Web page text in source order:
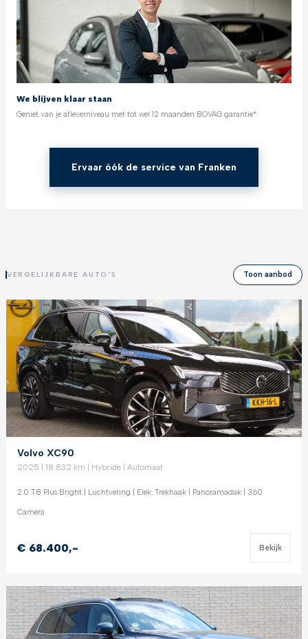
We blijven klaar staan
Geniet van je afleverniveau met tot wel 12 maanden BOVAG garantie*.
Ervaar óók de service van Franken
VERGELIJKBARE AUTO'S Toon aanbod
Volvo XC90
2025 | 18.832 km | Hybride | Automaat
2.0 T8 Plus Bright | Luchtvering | Elek. Trekhaak | Panoramadak | 360
Camera
€ 68.400,- Bekijk